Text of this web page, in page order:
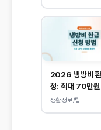
2026 냉방비
청: 최대 70만원
지원됩니다.
생활정보/팁